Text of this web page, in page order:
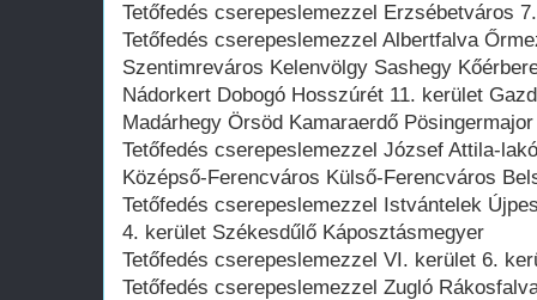
Tetőfedés cserepeslemezzel Erzsébetváros
Tetőfedés cserepeslemezzel Albertfalva
Szentimreváros Kelenvölgy Sashegy
Nádorkert Dobogó Hosszúrét 11. kerület
Madárhegy Örsöd Kamaraerdő
Tetőfedés cserepeslemezzel József Attila-
Középső-Ferencváros Külső-Ferencváros
Tetőfedés cserepeslemezzel Istvántelek
4. kerület Székesdűlő Káposztásmegyer
Tetőfedés cserepeslemezzel VI. kerület 6.
Tetőfedés cserepeslemezzel Zugló